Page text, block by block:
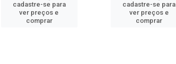
cadastre-se para
ver preços e
comprar
cadastre-se para
ver preços e
comprar